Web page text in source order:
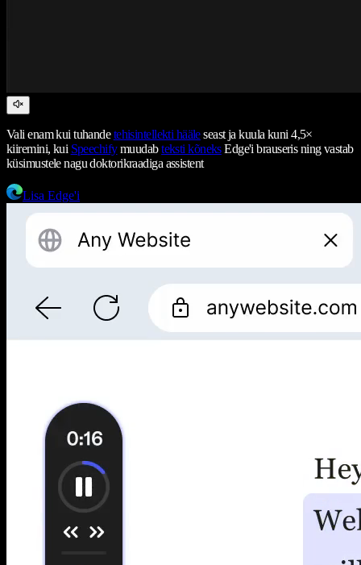
Vali enam kui tuhandetehisintellekti hääleseast ja kuula kuni 4,5×
kiiremini, kui Speechifymuudabteksti kõneksEdge'i brauseris ning vastab
küsimustele nagu doktorikraadiga assistent
Lisa Edge'i